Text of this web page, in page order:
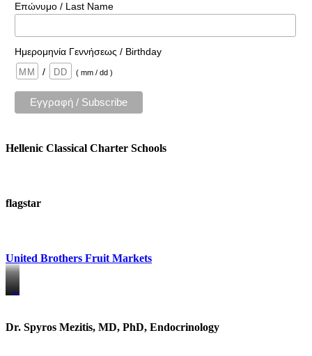
Επώνυμο / Last Name
Ημερομηνία Γεννήσεως / Birthday
/
( mm / dd )
Hellenic Classical Charter Schools
flagstar
United Brothers Fruit Markets
https://www.unitedbrothersfruitmarkets.com/
https://www.unitedbrothersfruitmarkets.com/
Dr. Spyros Mezitis, MD, PhD, Endocrinology